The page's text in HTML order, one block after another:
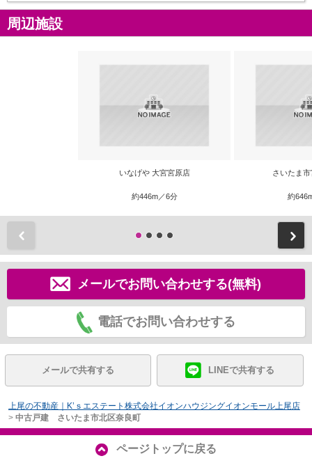
周辺施設
いなげや 大宮宮原店
約446m／6分
さいたま
約
メールでお問い合わせする(無料)
電話でお問い合わせする
メールで共有する LINEで共有する
上尾の不動産｜K’ｓエステート株式会社イオンハウジングイオンモール上尾店
> 中古戸建 さいたま市北区奈良町
ページトップに戻る